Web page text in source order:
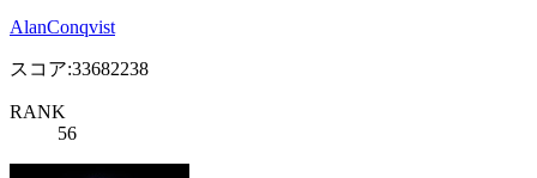
AlanConqvist
スコア:33682238
RANK
56